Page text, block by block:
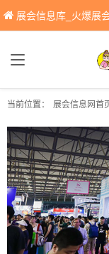
展会信息库_火爆展会网免费展会信息查询平台，提供专业会展服
当前位置： 展会信息网首